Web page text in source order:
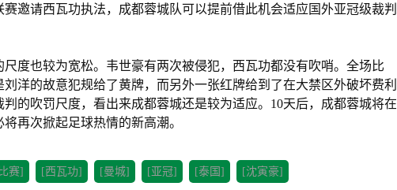
邀请西瓦功执法，成都蓉城队可以提前借此机会适应国外亚冠级裁判
度也较为宽松。韦世豪有两次被侵犯，西瓦功都没有吹哨。全场比
洋的故意犯规给了黄牌，而另外一张红牌给到了在大禁区外破坏费利
的吹罚尺度，看出来成都蓉城还是较为适应。10天后，成都蓉城将在
再次掀起足球热情的新高潮。
赛] [西瓦功] [曼城] [亚冠] [泰国] [沈寅豪]